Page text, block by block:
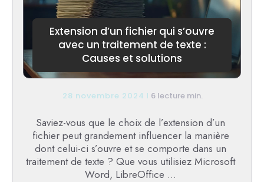
Extension d’un fichier qui s’ouvre
avec un traitement de texte :
Causes et solutions
28 novembre 2024 6 lecture min.
Saviez-vous que le choix de l’extension d’un
fichier peut grandement influencer la manière
dont celui-ci s’ouvre et se comporte dans un
traitement de texte ? Que vous utilisiez Microsoft
Word, LibreOffice ...